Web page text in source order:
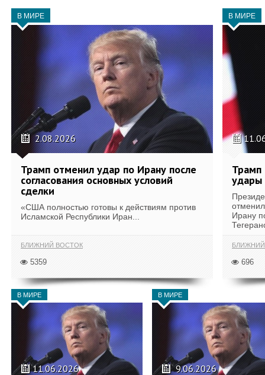
В МИРЕ
2.08.2026
Трамп отменил удар по Ирану после
согласования основных условий
сделки
«США полностью готовы к действиям против
Исламской Республики Иран...
БЛИЖНИЙ ВОСТОК
5359
В МИРЕ
Трамп
удары
Ирану
696
В МИРЕ
11.06.2026
В МИРЕ
9.06.2026